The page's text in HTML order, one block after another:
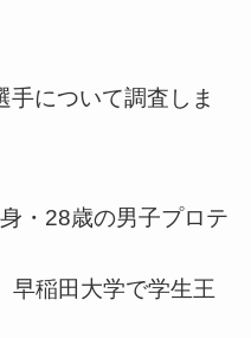
手について調査しま
・28歳の男子プロテ
早稲田大学で学生王